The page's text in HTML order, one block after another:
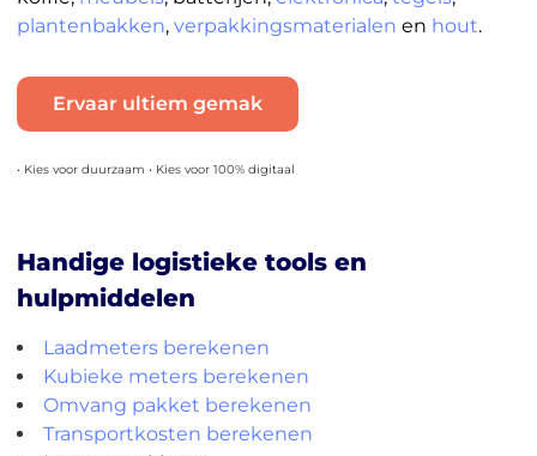
plantenbakken, verpakkingsmaterialen en hout.
Ervaar ultiem gemak
• Kies voor duurzaam • Kies voor 100% digitaal
Handige logistieke tools en
hulpmiddelen
Laadmeters berekenen
Kubieke meters berekenen
Omvang pakket berekenen
Transportkosten berekenen